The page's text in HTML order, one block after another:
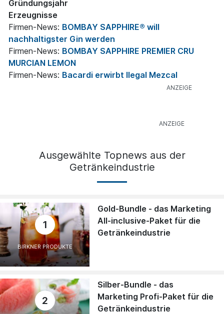
Gründungsjahr
Erzeugnisse
Firmen-News: BOMBAY SAPPHIRE® will
nachhaltigster Gin werden
Firmen-News: BOMBAY SAPPHIRE PREMIER CRU
MURCIAN LEMON
Firmen-News: Bacardi erwirbt Ilegal Mezcal
Ausgewählte Topnews aus der
Getränkeindustrie
1
BIRKNER PRODUKTE
Gold-Bundle - das Marketing
All-inclusive-Paket für die
Getränkeindustrie
2
Silber-Bundle - das
Marketing Profi-Paket für die
Getränkeindustrie